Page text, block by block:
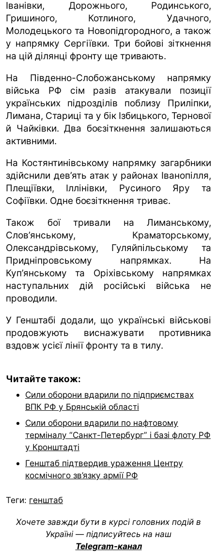
Іванівки, Дорожнього, Родинського,
Гришиного, Котлиного, Удачного,
Молодецького та Новопідгородного, а також
у напрямку Сергіївки. Три бойові зіткнення
на цій ділянці фронту ще тривають.
На Південно-Слобожанському напрямку
війська РФ сім разів атакували позиції
українських підрозділів поблизу Приліпки,
Лимана, Стариці та у бік Ізбицького, Тернової
й Чайківки. Два боєзіткнення залишаються
активними.
На Костянтинівському напрямку загарбники
здійснили дев’ять атак у районах Іванопілля,
Плещіївки, Іллінівки, Русиного Яру та
Софіївки. Одне боєзіткнення триває.
Також бої тривали на Лиманському,
Слов’янському, Краматорському,
Олександрівському, Гуляйпільському та
Придніпровському напрямках. На
Куп’янському та Оріхівському напрямках
наступальних дій російські війська не
проводили.
У Генштабі додали, що українські військові
продовжують виснажувати противника
вздовж усієї лінії фронту та в тилу.
Читайте також:
Сили оборони вдарили по підприємствах
ВПК РФ у Брянській області
Сили оборони вдарили по нафтовому
терміналу “Санкт-Петербург” і базі флоту РФ
у Кронштадті
Генштаб підтвердив ураження Центру
космічного зв’язку армії РФ
Теги: генштаб
Хочете завжди бути в курсі головних подій в
Україні — підписуйтесь на наш
Telegram-канал